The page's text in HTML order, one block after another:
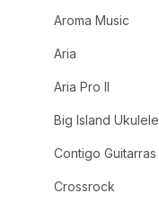
Aroma Music
Aria
Aria Pro II
Big Island Ukulele
Contigo Guitarras
Crossrock